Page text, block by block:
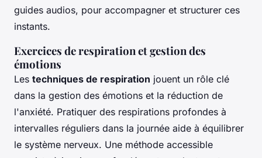
guides audios, pour accompagner et structurer ces
instants.
Exercices de respiration et gestion des
émotions
Les techniques de respiration jouent un rôle clé
dans la gestion des émotions et la réduction de
l'anxiété. Pratiquer des respirations profondes à
intervalles réguliers dans la journée aide à équilibrer
le système nerveux. Une méthode accessible